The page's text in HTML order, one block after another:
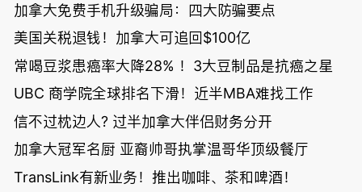
加拿大免费手机升级骗局：四大防骗要点
美国关税退钱！加拿大可追回$100亿
常喝豆浆患癌率大降28% ！3大豆制品是抗癌之星
UBC 商学院全球排名下滑！近半MBA难找工作
信不过枕边人? 过半加拿大伴侣财务分开
加拿大冠军名厨 亚裔帅哥执掌温哥华顶级餐厅
TransLink有新业务！推出咖啡、茶和啤酒！